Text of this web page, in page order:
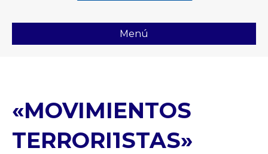
Menú
«MOVIMIENTOS
TERRORI1STAS»